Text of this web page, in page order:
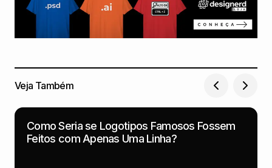
Veja Também
Como Seria se Logotipos Famosos Fossem
Feitos com Apenas Uma Linha?